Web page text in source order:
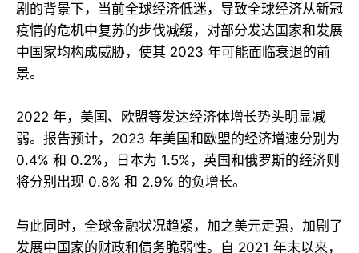
剧的背景下，当前全球经济低迷，导致全球经济从新冠
疫情的危机中复苏的步伐减缓，对部分发达国家和发展
中国家均构成威胁，使其 2023 年可能面临衰退的前
景。
2022 年，美国、欧盟等发达经济体增长势头明显减
弱。报告预计，2023 年美国和欧盟的经济增速分别为
0.4% 和 0.2%，日本为 1.5%，英国和俄罗斯的经济则
将分别出现 0.8% 和 2.9% 的负增长。
与此同时，全球金融状况趋紧，加之美元走强，加剧了
发展中国家的财政和债务脆弱性。自 2021 年末以来，